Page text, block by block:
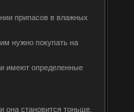
припасов в влажных
нужно покупать на
и имеют определенные
она становится тоньше.